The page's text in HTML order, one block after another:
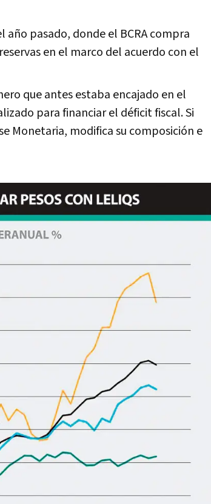
año pasado, donde el BCRA compra
en el marco del acuerdo con el
que antes estaba encajado en el
para financiar el déficit fiscal. Si
Monetaria, modifica su composición e